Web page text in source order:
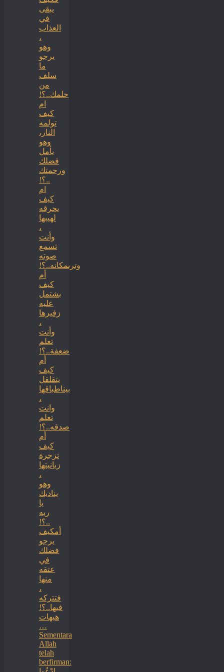
يبقى
في
العذاب
،
وهو
يرجو
ما
سلف
من
حلمك..؟!
ام
كيف
تولمه
النار،
وهو
يأمل
فضلك
ورحمتك
..؟!
ام
كيف
يحرقه
لهيبها
،
وأنت
تسمع
صوته
وترىمكانه..؟!
أم
كيف
بشتمل
عليه
زفيرها
،
وأنت
تعلم
ضعفة..؟!
أم
كيف
يتقلقل
بيناطباقها
،
وانت
تعلم
صدقه..؟!
أم
كيف
تزجرة
زبانيتها
،
وهو
يناديك
يا
ربه
..؟!
أمكيف
يرجو
فضلك
في
عتقه
منها
،
فتتركه
فيها..؟!
هيهات
…
Sementara
Allah
telah
berfirman: